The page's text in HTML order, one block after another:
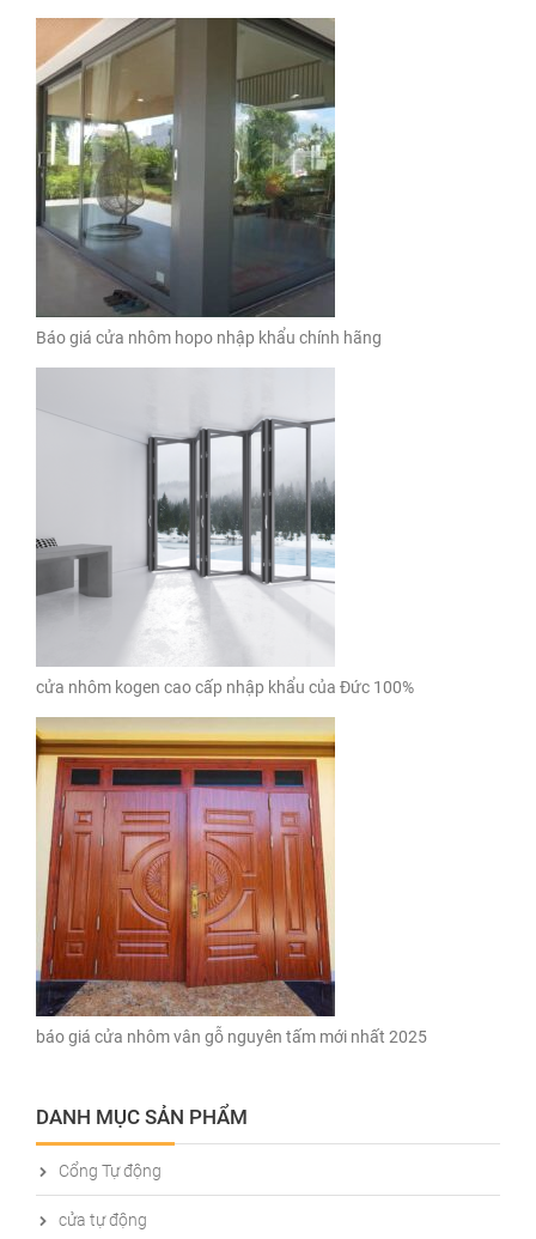
Báo giá cửa nhôm hopo nhập khẩu chính hãng
cửa nhôm kogen cao cấp nhập khẩu của Đức 100%
báo giá cửa nhôm vân gỗ nguyên tấm mới nhất 2025
DANH MỤC SẢN PHẨM
Cổng Tự động
cửa tự động